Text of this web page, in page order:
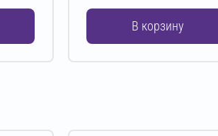
В корзину